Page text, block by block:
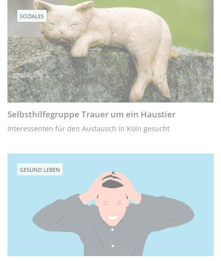
SOZIALES
Selbsthilfegruppe Trauer um ein Haustier
Interessenten für den Austausch in Köln gesucht
GESUND LEBEN